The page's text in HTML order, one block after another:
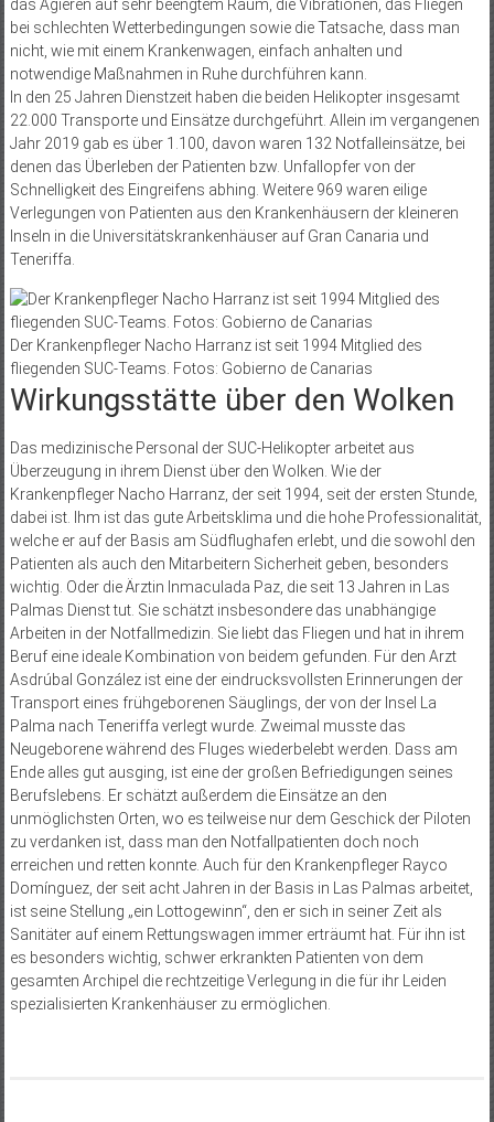
das Agieren auf sehr beengtem Raum, die Vibrationen, das Fliegen
bei schlechten Wetterbedingungen sowie die Tatsache, dass man
nicht, wie mit einem Krankenwagen, einfach anhalten und
notwendige Maßnahmen in Ruhe durchführen kann.
In den 25 Jahren Dienstzeit haben die beiden Helikopter insgesamt
22.000 Transporte und Einsätze durchgeführt. Allein im vergangenen
Jahr 2019 gab es über 1.100, davon waren 132 Notfalleinsätze, bei
denen das Überleben der Patienten bzw. Unfallopfer von der
Schnelligkeit des Eingreifens abhing. Weitere 969 waren eilige
Verlegungen von Patienten aus den Krankenhäusern der kleineren
Inseln in die Universitätskrankenhäuser auf Gran Canaria und
Teneriffa.
Der Krankenpfleger Nacho Harranz ist seit 1994 Mitglied des
fliegenden SUC-Teams. Fotos: Gobierno de Canarias
Wirkungsstätte über den Wolken
Das medizinische Personal der SUC-Helikopter arbeitet aus
Überzeugung in ihrem Dienst über den Wolken. Wie der
Krankenpfleger Nacho Harranz, der seit 1994, seit der ersten Stunde,
dabei ist. Ihm ist das gute Arbeitsklima und die hohe Professionalität,
welche er auf der Basis am Südflughafen erlebt, und die sowohl den
Patienten als auch den Mitarbeitern Sicherheit geben, besonders
wichtig. Oder die Ärztin Inmaculada Paz, die seit 13 Jahren in Las
Palmas Dienst tut. Sie schätzt insbesondere das unabhängige
Arbeiten in der Notfallmedizin. Sie liebt das Fliegen und hat in ihrem
Beruf eine ideale Kombination von beidem gefunden. Für den Arzt
Asdrúbal González ist eine der eindrucksvollsten Erinnerungen der
Transport eines frühgeborenen Säuglings, der von der Insel La
Palma nach Teneriffa verlegt wurde. Zweimal musste das
Neugeborene während des Fluges wiederbelebt werden. Dass am
Ende alles gut ausging, ist eine der großen Befriedigungen seines
Berufslebens. Er schätzt außerdem die Einsätze an den
unmöglichsten Orten, wo es teilweise nur dem Geschick der Piloten
zu verdanken ist, dass man den Notfallpatienten doch noch
erreichen und retten konnte. Auch für den Krankenpfleger Rayco
Domínguez, der seit acht Jahren in der Basis in Las Palmas arbeitet,
ist seine Stellung „ein Lottogewinn“, den er sich in seiner Zeit als
Sanitäter auf einem Rettungswagen immer erträumt hat. Für ihn ist
es besonders wichtig, schwer erkrankten Patienten von dem
gesamten Archipel die rechtzeitige Verlegung in die für ihr Leiden
spezialisierten Krankenhäuser zu ermöglichen.